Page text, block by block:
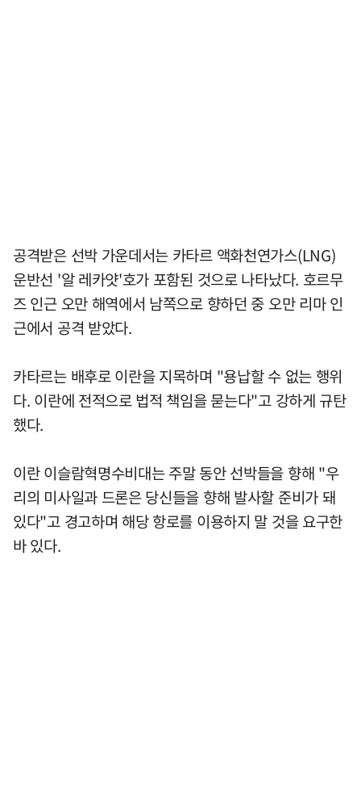
공격받은 선박 가운데서는 카타르 액화천연가스(LNG)
운반선 '알 레카얏'호가 포함된 것으로 나타났다. 호르무
즈 인근 오만 해역에서 남쪽으로 향하던 중 오만 리마 인
근에서 공격 받았다.
카타르는 배후로 이란을 지목하며 "용납할 수 없는 행위
다. 이란에 전적으로 법적 책임을 묻는다"고 강하게 규탄
했다.
이란 이슬람혁명수비대는 주말 동안 선박들을 향해 "우
리의 미사일과 드론은 당신들을 향해 발사할 준비가 돼
있다"고 경고하며 해당 항로를 이용하지 말 것을 요구한
바 있다.